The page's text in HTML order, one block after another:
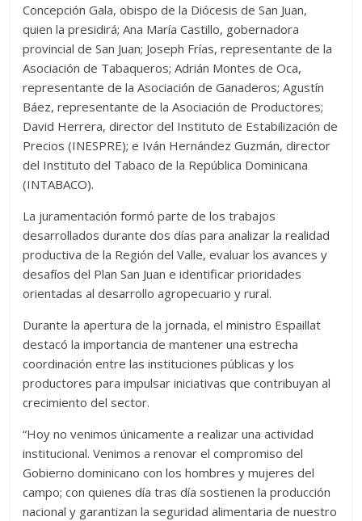
Concepción Gala, obispo de la Diócesis de San Juan,
quien la presidirá; Ana María Castillo, gobernadora
provincial de San Juan; Joseph Frías, representante de la
Asociación de Tabaqueros; Adrián Montes de Oca,
representante de la Asociación de Ganaderos; Agustín
Báez, representante de la Asociación de Productores;
David Herrera, director del Instituto de Estabilización de
Precios (INESPRE); e Iván Hernández Guzmán, director
del Instituto del Tabaco de la República Dominicana
(INTABACO).
La juramentación formó parte de los trabajos
desarrollados durante dos días para analizar la realidad
productiva de la Región del Valle, evaluar los avances y
desafíos del Plan San Juan e identificar prioridades
orientadas al desarrollo agropecuario y rural.
Durante la apertura de la jornada, el ministro Espaillat
destacó la importancia de mantener una estrecha
coordinación entre las instituciones públicas y los
productores para impulsar iniciativas que contribuyan al
crecimiento del sector.
“Hoy no venimos únicamente a realizar una actividad
institucional. Venimos a renovar el compromiso del
Gobierno dominicano con los hombres y mujeres del
campo; con quienes día tras día sostienen la producción
nacional y garantizan la seguridad alimentaria de nuestro